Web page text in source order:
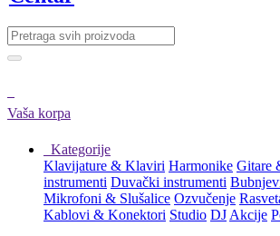
Vaša korpa
Kategorije
Klavijature & Klaviri Harmonike Gitare
instrumenti Duvački instrumenti
Mikrofoni & Slušalice Ozvučenje
Kablovi & Konektori Studio DJ Akcije